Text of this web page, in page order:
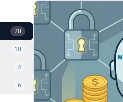
20
10
4
6